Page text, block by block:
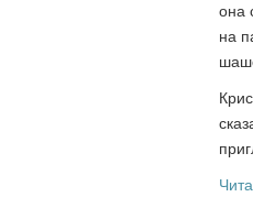
она
на